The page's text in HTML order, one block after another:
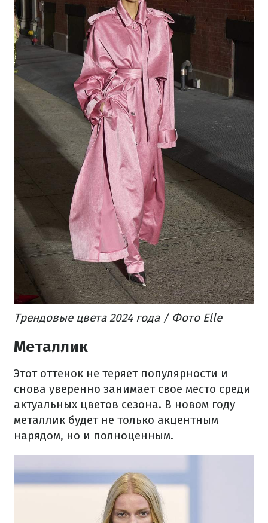
Трендовые цвета 2024 года / Фото Elle
Металлик
Этот оттенок не теряет популярности и
снова уверенно занимает свое место среди
актуальных цветов сезона. В новом году
металлик будет не только акцентным
нарядом, но и полноценным.